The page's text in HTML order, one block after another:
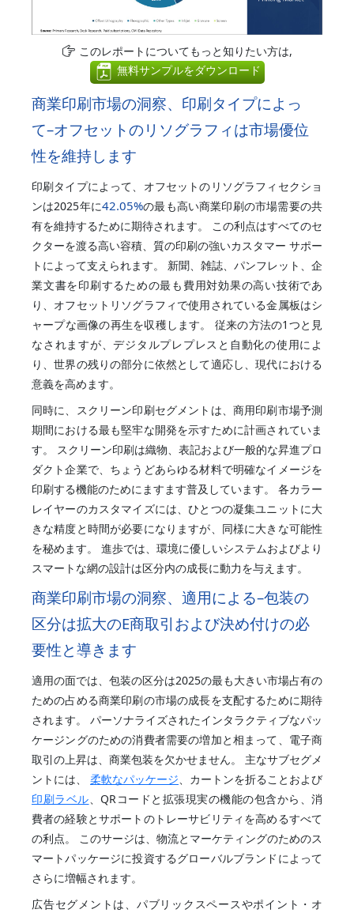
このレポートについてもっと知りたい方は,
無料サンプルをダウンロード
商業印刷市場の洞察、印刷タイプによっ
て–オフセットのリソグラフィは市場優位
性を維持します
印刷タイプによって、オフセットのリソグラフィセクショ
ンは2025年に42.05%の最も高い商業印刷の市場需要の共
有を維持するために期待されます。 この利点はすべてのセ
クターを渡る高い容積、質の印刷の強いカスタマー サポー
トによって支えられます。 新聞、雑誌、パンフレット、企
業文書を印刷するための最も費用対効果の高い技術であ
り、オフセットリソグラフィで使用されている金属板はシ
ャープな画像の再生を収穫します。 従来の方法の1つと見
なされますが、デジタルプレプレスと自動化の使用によ
り、世界の残りの部分に依然として適応し、現代における
意義を高めます。
同時に、スクリーン印刷セグメントは、商用印刷市場予測
期間における最も堅牢な開発を示すために計画されていま
す。 スクリーン印刷は織物、表記および一般的な昇進プロ
ダクト企業で、ちょうどあらゆる材料で明確なイメージを
印刷する機能のためにますます普及しています。 各カラー
レイヤーのカスタマイズには、ひとつの凝集ユニットに大
きな精度と時間が必要になりますが、同様に大きな可能性
を秘めます。 進歩では、環境に優しいシステムおよびより
スマートな網の設計は区分内の成長に動力を与えます。
商業印刷市場の洞察、適用による–包装の
区分は拡大のE商取引および決め付けの必
要性と導きます
適用の面では、包装の区分は2025の最も大きい市場占有の
ための占める商業印刷の市場の成長を支配するために期待
されます。 パーソナライズされたインタラクティブなパッ
ケージングのための消費者需要の増加と相まって、電子商
取引の上昇は、商業包装を欠かせません。 主なサブセグメ
ントには、 柔軟なパッケージ、カートンを折ることおよび
印刷ラベル、QRコードと拡張現実の機能の包含から、消
費者の経験とサポートのトレーサビリティを高めるすべて
の利点。 このサージは、物流とマーケティングのためのス
マートパッケージに投資するグローバルブランドによって
さらに増幅されます。
広告セグメントは、パブリックスペースやポイント・オ